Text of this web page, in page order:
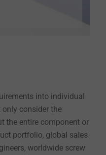
into individual
consider the
the entire component or
portfolio, global sales
worldwide screw